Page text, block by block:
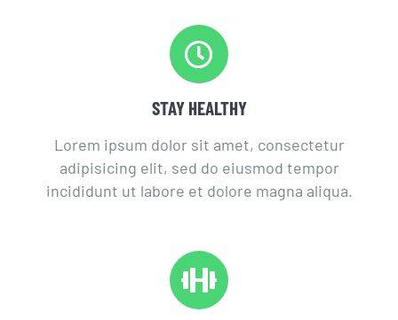
STAY HEALTHY
Lorem ipsum dolor sit amet, consectetur
adipisicing elit, sed do eiusmod tempor
incididunt ut labore et dolore magna aliqua.